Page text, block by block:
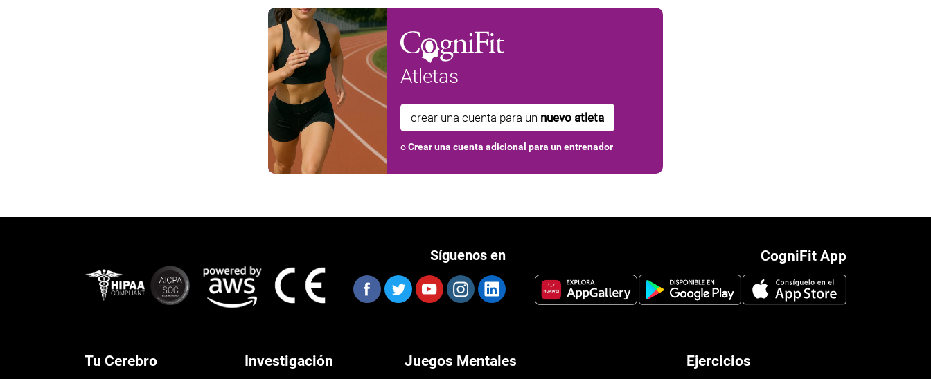
Atletas
crear una cuenta para un nuevo atleta
oCrear una cuenta adicional para un entrenador
CogniFit App
Síguenos en
Tu Cerebro Investigación Juegos Mentales Ejercicios